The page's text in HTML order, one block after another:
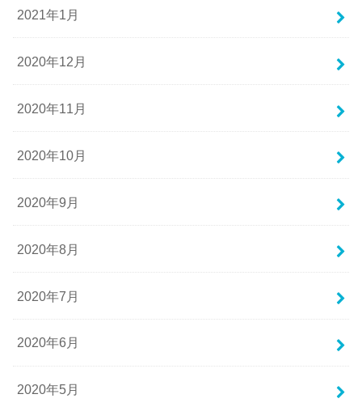
2021年1月
2020年12月
2020年11月
2020年10月
2020年9月
2020年8月
2020年7月
2020年6月
2020年5月